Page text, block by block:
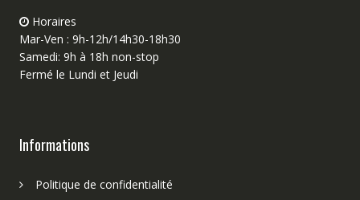
Horaires
Mar-Ven : 9h-12h/14h30-18h30
Samedi: 9h à 18h non-stop
Fermé le Lundi et Jeudi
Informations
Politique de confidentialité